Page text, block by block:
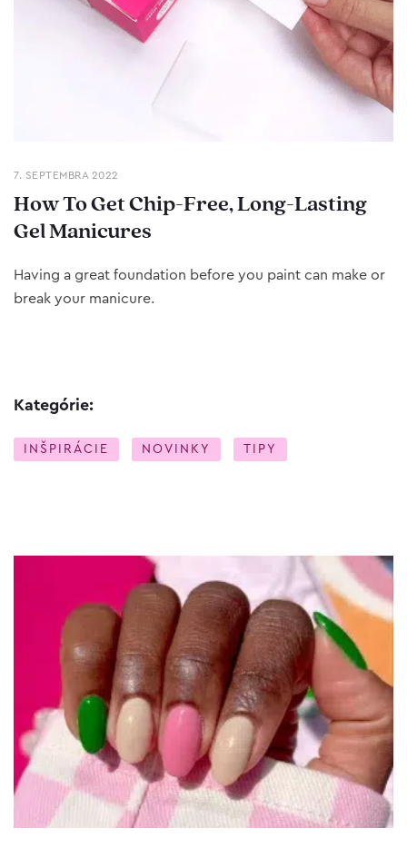
7. SEPTEMBRA 2022
How To Get Chip-Free, Long-Lasting
Gel Manicures
Having a great foundation before you paint can make or
break your manicure.
Kategórie:
INŠPIRÁCIE NOVINKY TIPY